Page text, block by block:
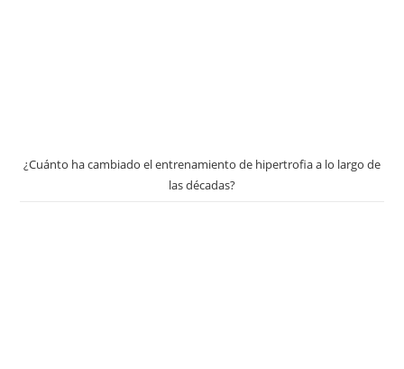
¿Cuánto ha cambiado el entrenamiento de hipertrofia a lo largo de
las décadas?